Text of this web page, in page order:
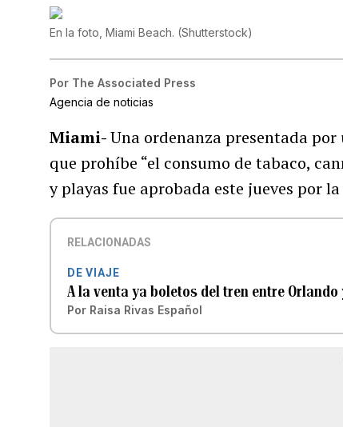
En la foto, Miami Beach. (Shutterstock)
Por The Associated Press
Agencia de noticias
Miami-Una ordenanza presentada
que prohíbe “el consumo de tabaco,
y playas fue aprobada este jueves por
RELACIONADAS
DE VIAJE
A la venta ya boletos del tren entre Orlando
Por Raisa Rivas Español